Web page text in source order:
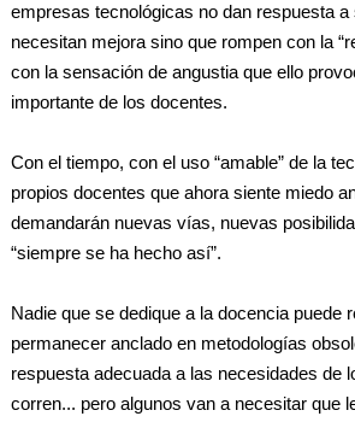
empresas tecnológicas no dan respuesta a
necesitan mejora sino que rompen con la
con la sensación de angustia que ello
importante de los docentes.
Con el tiempo, con el uso “amable” de la
propios docentes que ahora siente miedo
demandarán nuevas vías, nuevas
“siempre se ha hecho así”.
Nadie que se dedique a la docencia puede
permanecer anclado en metodologías
respuesta adecuada a las necesidades de
corren... pero algunos van a necesitar que